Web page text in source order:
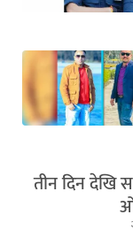
तीन दिन देखि